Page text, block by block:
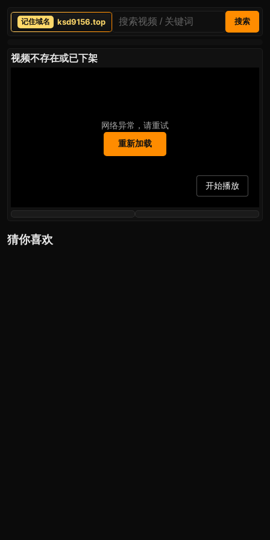
ksd9156.top 搜索
视频不存在或已下架
网络异常，请重试
重新加载
开始播放
猜你喜欢